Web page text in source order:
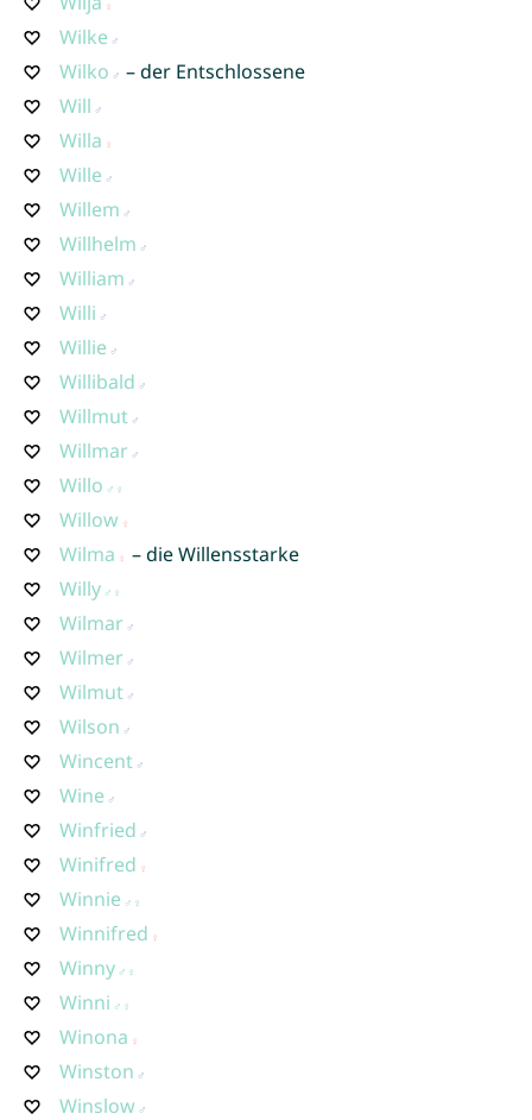
Wilke
Wilko
– der Entschlossene
Will
Willa
Wille
Willem
Willhelm
William
Willi
Willie
Willibald
Willmut
Willmar
Willo
Willow
Wilma
– die Willensstarke
Willy
Wilmar
Wilmer
Wilmut
Wilson
Wincent
Wine
Winfried
Winifred
Winnie
Winnifred
Winny
Winni
Winona
Winston
Winslow